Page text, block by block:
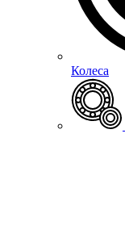
Колеса